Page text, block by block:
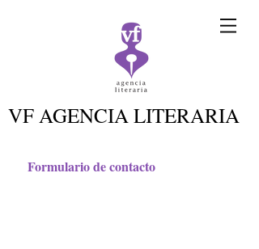
VF AGENCIA LITERARIA
Formulario de contacto